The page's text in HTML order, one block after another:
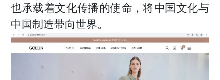
也承载着文化传播的使命，将中国文化与
中国制造带向世界。